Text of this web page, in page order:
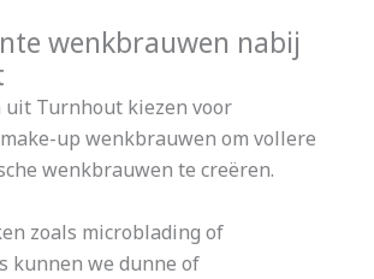
wenkbrauwen nabij
uit Turnhout kiezen voor
up wenkbrauwen om vollere
wenkbrauwen te creëren.
zoals microblading of
kunnen we dunne of